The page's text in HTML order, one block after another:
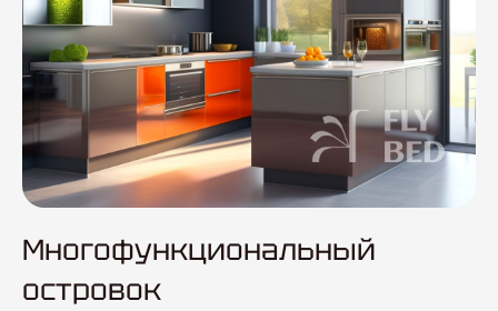
Многофункциональный
островок